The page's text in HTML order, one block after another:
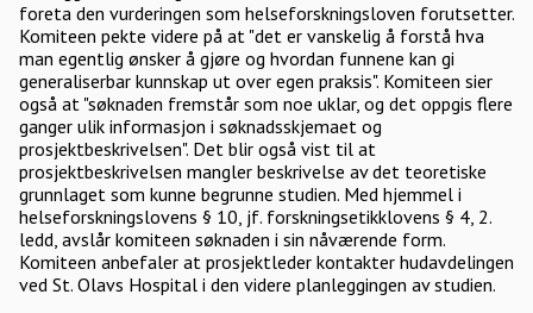
foreta den vurderingen som helseforskningsloven forutsetter.
Komiteen pekte videre på at "det er vanskelig å forstå hva
man egentlig ønsker å gjøre og hvordan funnene kan gi
generaliserbar kunnskap ut over egen praksis". Komiteen sier
også at "søknaden fremstår som noe uklar, og det oppgis flere
ganger ulik informasjon i søknadsskjemaet og
prosjektbeskrivelsen". Det blir også vist til at
prosjektbeskrivelsen mangler beskrivelse av det teoretiske
grunnlaget som kunne begrunne studien. Med hjemmel i
helseforskningslovens § 10, jf. forskningsetikklovens § 4, 2.
ledd, avslår komiteen søknaden i sin nåværende form.
Komiteen anbefaler at prosjektleder kontakter hudavdelingen
ved St. Olavs Hospital i den videre planleggingen av studien.